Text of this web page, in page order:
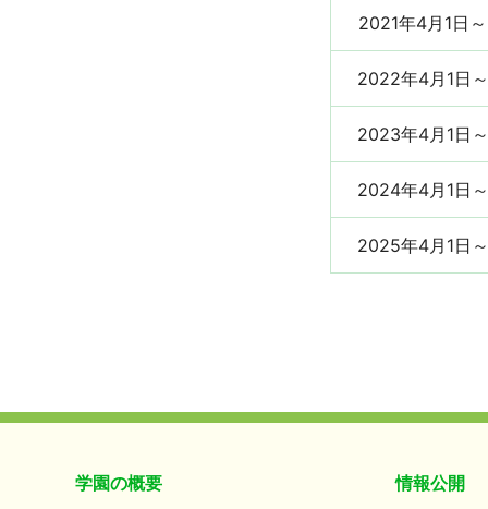
2021年4月1日
2022年4月1日
2023年4月1日
2024年4月1日
2025年4月1日
学園の概要 情報公開